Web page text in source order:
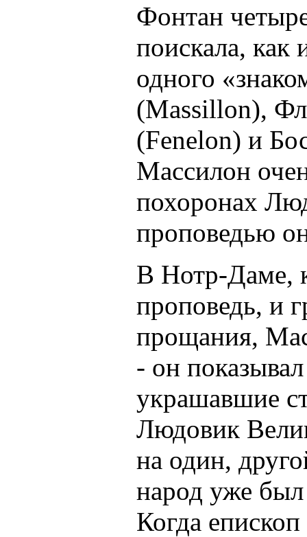
Фонтан
поискала, как
одного
(Massillon),
(Fenelon) и
Массилон
похоронах
проповедью
В Нотр-Даме,
проповедь, и
прощания,
- он
украшавшие
Людовик
на один,
народ уже
Когда епископ